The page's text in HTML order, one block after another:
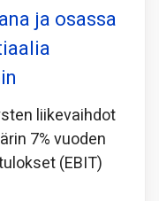
ja osassa
liikevaihdot
7% vuoden
(EBIT)